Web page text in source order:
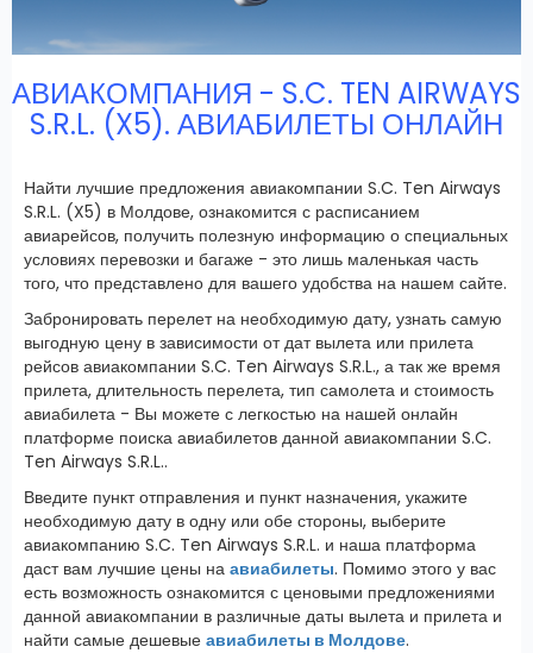
АВИАКОМПАНИЯ - S.C. TEN AIRWAYS
S.R.L. (X5). АВИАБИЛЕТЫ ОНЛАЙН
Найти лучшие предложения авиакомпании S.C. Ten Airways
S.R.L. (X5) в Молдове, ознакомится с расписанием
авиарейсов, получить полезную информацию о специальных
условиях перевозки и багаже - это лишь маленькая часть
того, что представлено для вашего удобства на нашем сайте.
Забронировать перелет на необходимую дату, узнать самую
выгодную цену в зависимости от дат вылета или прилета
рейсов авиакомпании S.C. Ten Airways S.R.L., а так же время
прилета, длительность перелета, тип самолета и стоимость
авиабилета - Вы можете с легкостью на нашей онлайн
платформе поиска авиабилетов данной авиакомпании S.C.
Ten Airways S.R.L..
Введите пункт отправления и пункт назначения, укажите
необходимую дату в одну или обе стороны, выберите
авиакомпанию S.C. Ten Airways S.R.L. и наша платформа
даст вам лучшие цены на авиабилеты. Помимо этого у вас
есть возможность ознакомится с ценовыми предложениями
данной авиакомпании в различные даты вылета и прилета и
найти самые дешевые авиабилеты в Молдове.